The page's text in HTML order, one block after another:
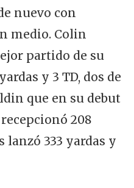
nuevo con
medio. Colin
partido de su
y 3 TD, dos de
que en su debut
208
lanzó 333 yardas y